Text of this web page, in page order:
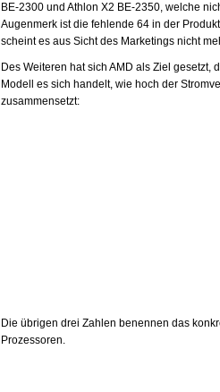
BE-2300 und Athlon X2 BE-2350, welche
Augenmerk ist die fehlende 64 in der
scheint es aus Sicht des Marketings nicht
Des Weiteren hat sich AMD als Ziel
Modell es sich handelt, wie hoch der
zusammensetzt:
Die übrigen drei Zahlen benennen das
Prozessoren.